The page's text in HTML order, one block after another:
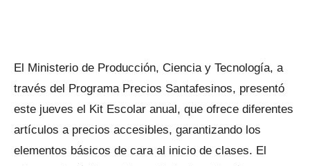
El Ministerio de Producción, Ciencia y Tecnología, a
través del Programa Precios Santafesinos, presentó
este jueves el Kit Escolar anual, que ofrece diferentes
artículos a precios accesibles, garantizando los
elementos básicos de cara al inicio de clases. El